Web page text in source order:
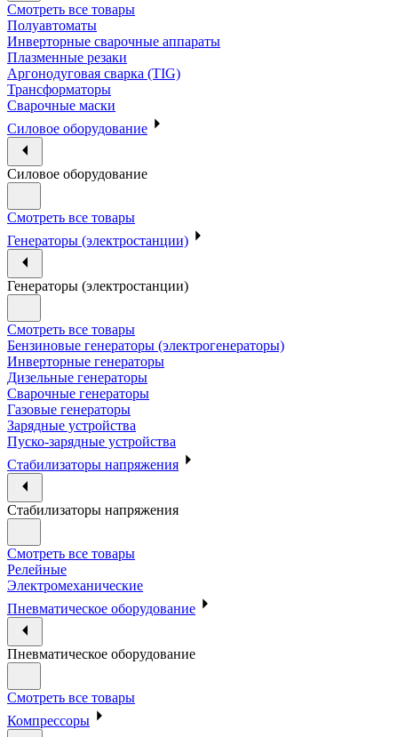
Смотреть все товары
Полуавтоматы
Инверторные сварочные аппараты
Плазменные резаки
Аргонодуговая сварка (TIG)
Трансформаторы
Сварочные маски
Силовое оборудование
Силовое оборудование
Смотреть все товары
Генераторы (электростанции)
Генераторы (электростанции)
Смотреть все товары
Бензиновые генераторы (электрогенераторы)
Инверторные генераторы
Дизельные генераторы
Сварочные генераторы
Газовые генераторы
Зарядные устройства
Пуско-зарядные устройства
Стабилизаторы напряжения
Стабилизаторы напряжения
Смотреть все товары
Релейные
Электромеханические
Пневматическое оборудование
Пневматическое оборудование
Смотреть все товары
Компрессоры